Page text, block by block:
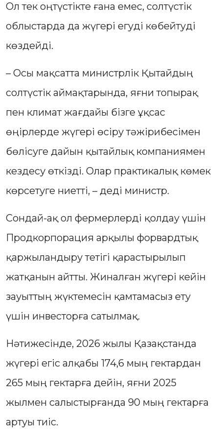
Ол тек оңтүстікте ғана емес, солтүстік
облыстарда да жүгері егуді көбейтуді
көздейді.
– Осы мақсатта министрлік Қытайдың
солтүстік аймақтарында, яғни топырақ
пен климат жағдайы бізге ұқсас
өңірлерде жүгері өсіру тәжірибесімен
бөлісуге дайын қытайлық компаниямен
кездесу өткізді. Олар практикалық көмек
көрсетуге ниетті, – деді министр.
Сондай-ақ ол фермерлерді қолдау үшін
Продкорпорация арқылы форвардтық
қаржыландыру тетігі қарастырылып
жатқанын айтты. Жиналған жүгері кейін
зауыттың жүктемесін қамтамасыз ету
үшін инвесторға сатылмақ.
Нәтижесінде, 2026 жылы Қазақстанда
жүгері егіс алқабы 174,6 мың гектардан
265 мың гектарға дейін, яғни 2025
жылмен салыстырғанда 90 мың гектарға
артуы тиіс.